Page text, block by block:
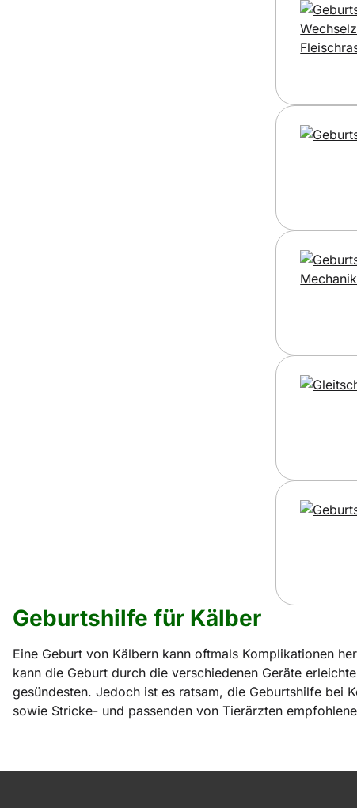
Geburtshilfe für Kälber
Eine Geburt von Kälbern kann oftmals Komplikationen
kann die Geburt durch die verschiedenen Geräte
gesündesten. Jedoch ist es ratsam, die Geburtshilfe bei
sowie Stricke- und passenden von Tierärzten